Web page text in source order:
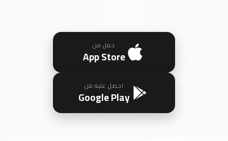
حمل من
App Store
احصل عليه من
Google Play